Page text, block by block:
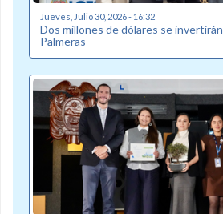
Jueves, Julio 30, 2026 - 16:32
Dos millones de dólares se
Palmeras